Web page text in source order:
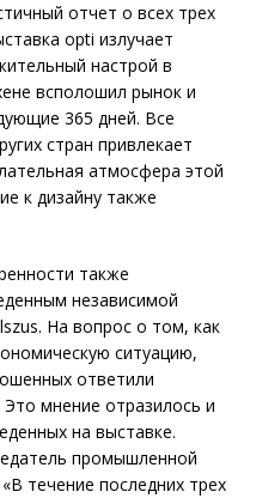
отчет о всех трех
opti излучает
настрой в
всполошил рынок и
365 дней. Все
стран привлекает
атмосфера этой
к дизайну также
также
независимой
На вопрос о том, как
ситуацию,
ответили
мнение отразилось и
на выставке.
промышленной
течение последних трех